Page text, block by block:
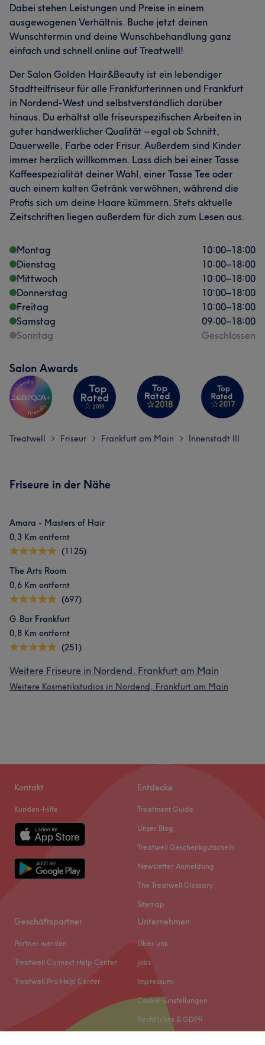
Dabei stehen Leistungen und Preise in einem
ausgewogenen Verhältnis. Buche jetzt deinen
Wunschtermin und deine Wunschbehandlung ganz
einfach und schnell online auf Treatwell!
Der Salon Golden Hair&Beauty ist ein lebendiger
Stadtteilfriseur für alle Frankfurterinnen und Frankfurt
in Nordend-West und selbstverständlich darüber
hinaus. Du erhältst alle friseurspezifischen Arbeiten in
guter handwerklicher Qualität – egal ob Schnitt,
Dauerwelle, Farbe oder Frisur. Außerdem sind Kinder
immer herzlich willkommen. Lass dich bei einer Tasse
Kaffeespezialität deiner Wahl, einer Tasse Tee oder
auch einem kalten Getränk verwöhnen, während die
Profis sich um deine Haare kümmern. Stets aktuelle
Zeitschriften liegen außerdem für dich zum Lesen aus.
Montag 10:00–18:00
Dienstag
10:00–18:00
Mittwoch
10:00–18:00
Donnerstag
10:00–18:00
Freitag
10:00–18:00
Samstag
09:00–18:00
Sonntag
Geschlossen
Salon Awards
Treatwell > Friseur > Frankfurt am Main > Innenstadt III
Friseure in der Nähe
Amara - Masters of Hair
0,3 Km entfernt
(1125)
The Arts Room
0,6 Km entfernt
(697)
G.Bar Frankfurt
0,8 Km entfernt
(251)
Weitere Friseure in Nordend, Frankfurt am Main
Weitere Kosmetikstudios in Nordend, Frankfurt am Main
Kontakt
Kunden-Hilfe
Entdecke
Treatment Guide
Unser Blog
Treatwell Geschenkgutschein
Newsletter Anmeldung
The Treatwell Glossary
Sitemap
Geschäftspartner
Partner werden
Treatwell Connect Help Center
Treatwell Pro Help Center
Unternehmen
Über uns
Jobs
Impressum
Cookie-Einstellungen
Rechtliches & GDPR